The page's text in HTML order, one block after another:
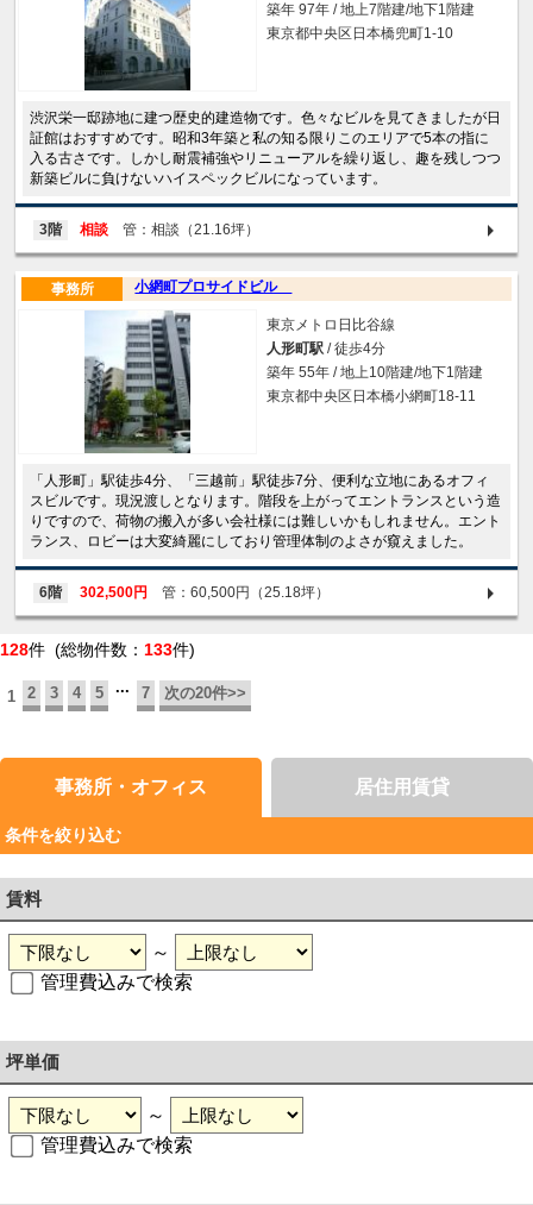
築年 97年 / 地上7階建/地下1階建
東京都中央区日本橋兜町1-10
渋沢栄一邸跡地に建つ歴史的建造物です。色々なビルを見てきましたが日
証館はおすすめです。昭和3年築と私の知る限りこのエリアで5本の指に
入る古さです。しかし耐震補強やリニューアルを繰り返し、趣を残しつつ
新築ビルに負けないハイスペックビルになっています。
3階 相談 管：相談（21.16坪）
小網町プロサイドビル
事務所
東京メトロ日比谷線
人形町駅 / 徒歩4分
築年 55年 / 地上10階建/地下1階建
東京都中央区日本橋小網町18-11
「人形町」駅徒歩4分、「三越前」駅徒歩7分、便利な立地にあるオフィ
スビルです。現況渡しとなります。階段を上がってエントランスという造
りですので、荷物の搬入が多い会社様には難しいかもしれません。エント
ランス、ロビーは大変綺麗にしており管理体制のよさが窺えました。
6階 302,500円 管：60,500円（25.18坪）
128件 (総物件数： 133件)
1 2 3 4 5 ... 7 次の20件>>
事務所・オフィス 居住用賃貸
条件を絞り込む
賃料
～
管理費込みで検索
坪単価
～
管理費込みで検索